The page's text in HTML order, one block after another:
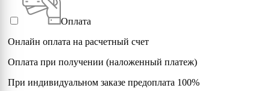
Оплата
Онлайн оплата на расчетный счет
Оплата при получении (наложенный платеж)
При индивидуальном заказе предоплата 100%